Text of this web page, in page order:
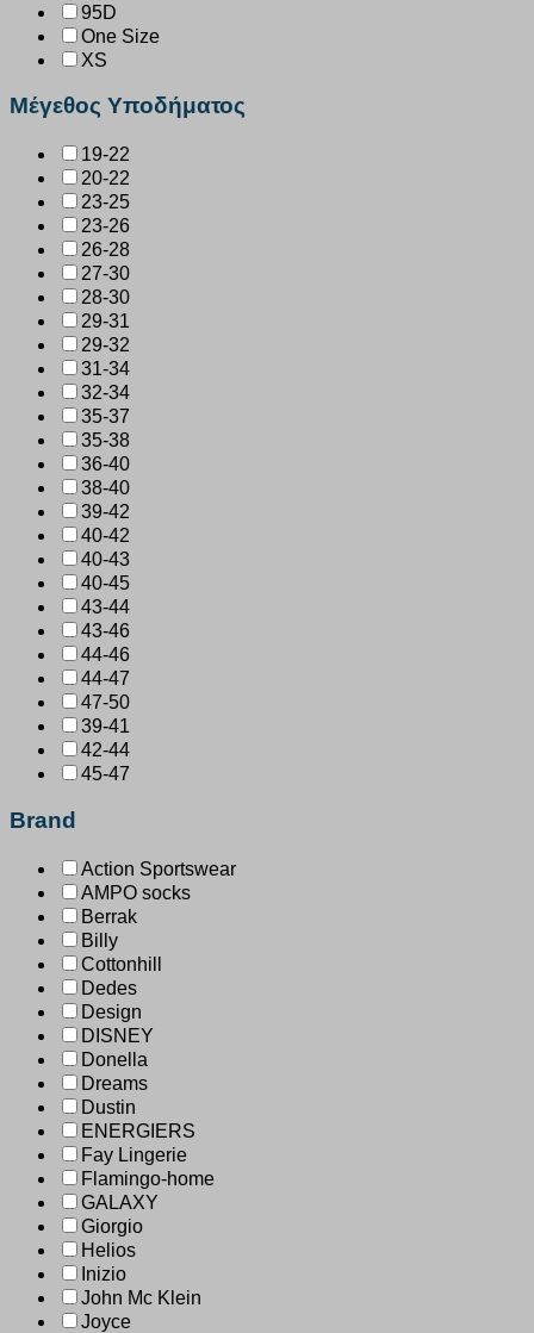
95D
One Size
XS
Μέγεθος Υποδήματος
19-22
20-22
23-25
23-26
26-28
27-30
28-30
29-31
29-32
31-34
32-34
35-37
35-38
36-40
38-40
39-42
40-42
40-43
40-45
43-44
43-46
44-46
44-47
47-50
39-41
42-44
45-47
Brand
Action Sportswear
AMPO socks
Berrak
Billy
Cottonhill
Dedes
Design
DISNEY
Donella
Dreams
Dustin
ENERGIERS
Fay Lingerie
Flamingo-home
GALAXY
Giorgio
Helios
Inizio
John Mc Klein
Joyce